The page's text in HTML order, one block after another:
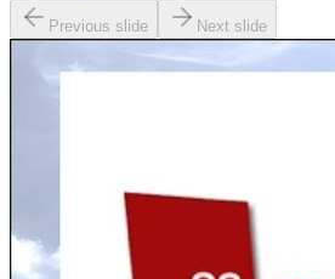
Previous slide Next slide